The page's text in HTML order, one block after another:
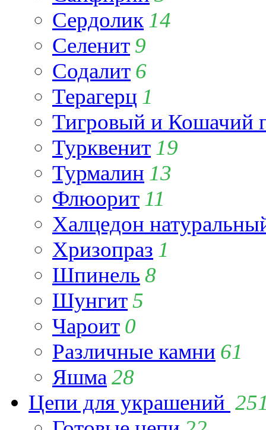
Сердолик 14
Селенит 9
Содалит 6
Терагерц 1
Тигровый и Кошачий
Турквенит 19
Турмалин 13
Флюорит 11
Халцедон
Хризопраз 1
Шпинель 8
Шунгит5
Чароит 0
Различные камни 61
Яшма 28
Цепи для украшений